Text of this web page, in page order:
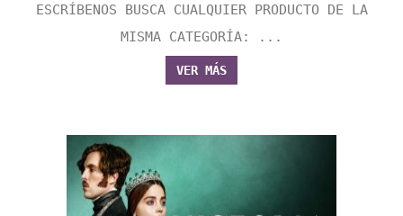
ESCRÍBENOS BUSCA CUALQUIER PRODUCTO DE LA
MISMA CATEGORÍA: ...
VER MÁS